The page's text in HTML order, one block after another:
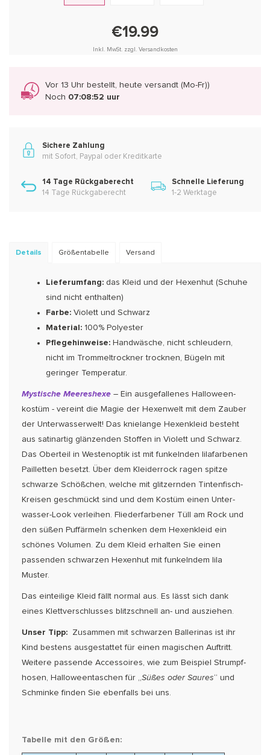
€19.99
Inkl. MwSt. zzgl. Versandkosten
Vor 13 Uhr bestellt, heute versandt (Mo-Fr))
Noch 07:08:51 uur
Sichere Zahlung
mit Sofort, Paypal oder Kreditkarte
14 Tage Rückgaberecht
14 Tage Rückgaberecht
Schnelle Lieferung
1-2 Werktage
Details Größentabelle Versand
Lieferumfang: das Kleid und der Hexenhut (Schuhe
sind nicht enthalten)
Farbe: Violett und Schwarz
Material: 100% Polyester
Pflegehinweise: Handwäsche, nicht schleudern,
nicht im Trommeltrockner trocknen, Bügeln mit
geringer Temperatur.
Mystische Meereshexe – Ein ausgefallenes Halloween­
kostüm - vereint die Magie der Hexen­welt mit dem Zau­ber
der Unterwasserwelt! Das knielange Hexenkleid be­steht
aus satinartig glänzen­den Stoffen in Violett und Schwarz.
Das Oberteil in Westenoptik ist mit funkelnden lila­farbenen
Pailletten besetzt. Über dem Kleiderrock ra­gen spitze
schwar­ze Schößchen, welche mit glit­zernden Tintenfisch-
Kreisen geschmückt sind und dem Kostüm einen Unter­
wasser-Look verleihen. Fliederfarbener Tüll am Rock und
den süßen Puffärmeln schenken dem Hexenkleid ein
schönes Volumen. Zu dem Kleid erhalten Sie einen
passenden schwarzen Hexenhut mit funkelndem lila
Muster.
Das einteilige Kleid fällt normal aus. Es lässt sich dank
eines Klettverschlusses blitz­schnell an- und ausziehen.
Unser Tipp: Zusammen mit schwarzen Ballerinas ist ihr
Kind bestens ausgestattet für einen magischen Auftritt.
Weitere pas­sende Accessoires, wie zum Beispiel Strumpf­
hosen, Hal­lo­­ween­taschen für „Süßes oder Saures“ und
Schminke finden Sie ebenfalls bei uns.
Tabelle mit den Größen: